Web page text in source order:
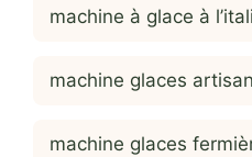
machine à glace à
machine glaces
machine glaces